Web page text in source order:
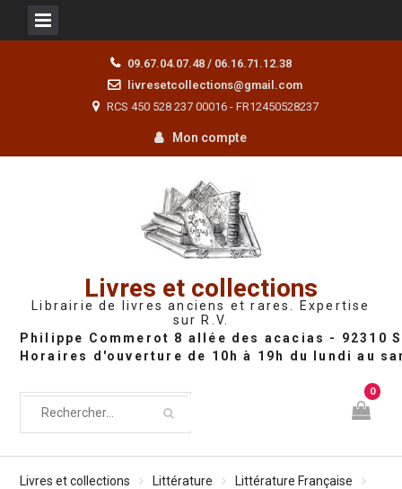
09.67.04.07.48 / 06.16.71.12.38
livresetcollections@gmail.com
RCS 450 528 237 00016 - FR12450528237
Mon compte
Livres et collections
Librairie de livres anciens et rares. Expertise
sur R.V.
0
Livres et collections Littérature
Littérature Française